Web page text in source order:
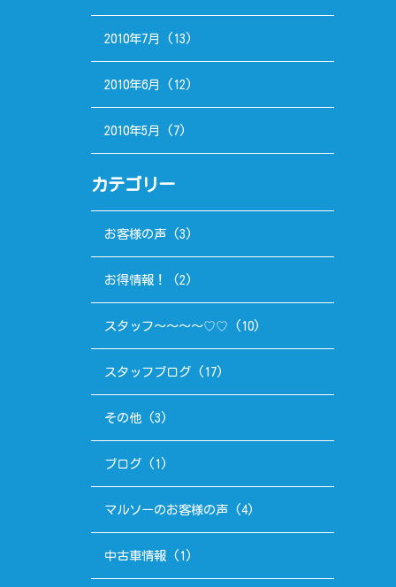
2010年7月 (13)
2010年6月 (12)
2010年5月 (7)
カテゴリー
お客様の声(3)
お得情報！ (2)
スタッフ～～～～♡♡ (10)
スタッフブログ(17)
その他(3)
ブログ(1)
マルソーのお客様の声(4)
中古車情報(1)